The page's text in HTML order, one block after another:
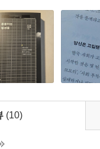
야’ 한다”
공동체로 나아가려면
고, 그보다 청년들을
(10)